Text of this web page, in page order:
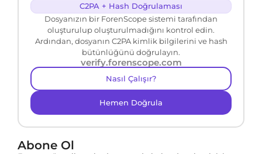
C2PA + Hash Doğrulaması
Dosyanızın bir ForenScope sistemi tarafından
oluşturulup oluşturulmadığını kontrol edin.
Ardından, dosyanın C2PA kimlik bilgilerini ve hash
bütünlüğünü doğrulayın.
verify.forenscope.com
Nasıl Çalışır?
Hemen Doğrula
Abone Ol